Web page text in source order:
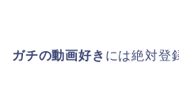
ガチの動画好き には絶対登